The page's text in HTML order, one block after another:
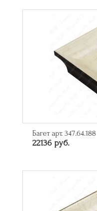
Багет арт. 347.64.188
22136 руб.